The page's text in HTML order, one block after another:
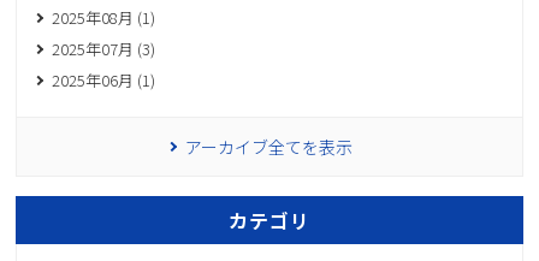
2025年08月 (1)
2025年07月 (3)
2025年06月 (1)
アーカイブ全てを表示
カテゴリ